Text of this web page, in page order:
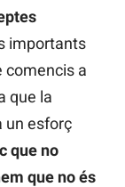
importants
comencis a
que la
un esforç
que no
que no és